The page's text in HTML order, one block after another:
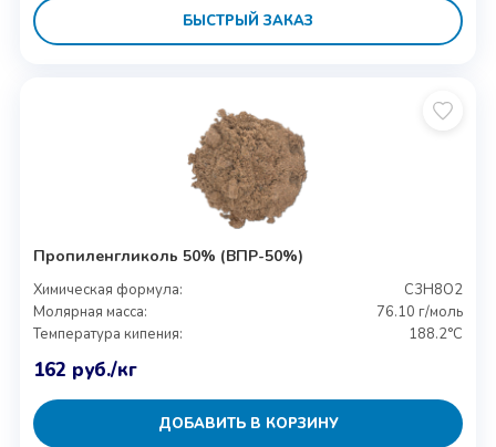
БЫСТРЫЙ ЗАКАЗ
Пропиленгликоль 50% (ВПР-50%)
Химическая формула:
C3H8O2
Молярная масса:
76.10 г/моль
Температура кипения:
188.2°C
162 руб./кг
ДОБАВИТЬ В КОРЗИНУ